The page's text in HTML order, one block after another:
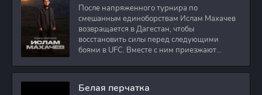
После напряженного турнира по
смешанным единоборствам Ислам Махачев
возвращается в Дагестан, чтобы
восстановить силы перед следующими
боями в UFC. Вместе с ним приезжают
Белая перчатка